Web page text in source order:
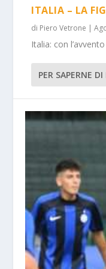
ITALIA – LA
di Piero Vetrone |
Italia: con
PER SAPERNE DI